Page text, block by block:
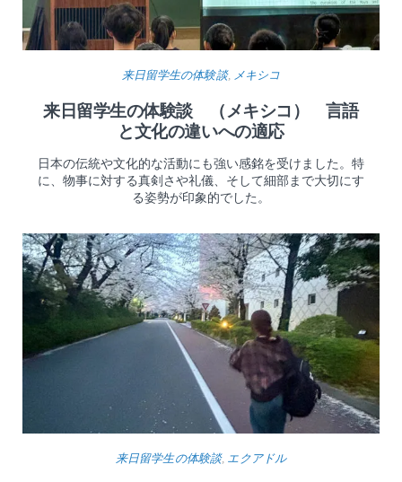
来日留学生の体験談, メキシコ
来日留学生の体験談 （メキシコ） ⾔語
と⽂化の違いへの適応
⽇本の伝統や⽂化的な活動にも強い感銘を受けました。特
に、物事に対する真剣さや礼儀、そして細部まで⼤切にす
る姿勢が印象的でした。
来日留学生の体験談, エクアドル